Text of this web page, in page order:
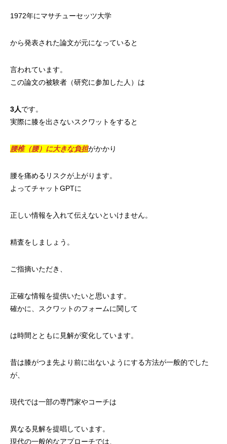
1972年にマサチューセッツ大学
から発表された論文が元になっていると
言われています。
この論文の被験者（研究に参加した人）は
3人です。
実際に膝を出さないスクワットをすると
腰椎（腰）に大きな負担がかかり
腰を痛めるリスクが上がります。
よってチャットGPTに
正しい情報を入れて伝えないといけません。
精査をしましょう。
ご指摘いただき、
正確な情報を提供いたいと思います。
確かに、スクワットのフォームに関して
は時間とともに見解が変化しています。
昔は膝がつま先より前に出ないようにする方法が一般的でした
が、
現代では一部の専門家やコーチは
異なる見解を提唱しています。
現代の一般的なアプローチでは、